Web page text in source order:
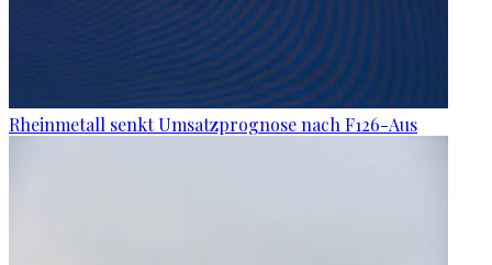
Rheinmetall senkt Umsatzprognose nach F126-Aus